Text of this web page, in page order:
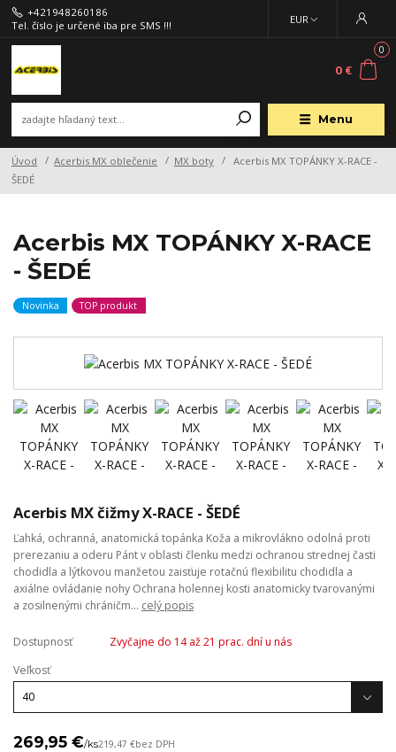
Menu
EUR
+421948260186
Tel. číslo je určené iba pre SMS !!!
0
0 €
Úvod Acerbis MX oblečenie MX boty
Acerbis MX TOPÁNKY X-RACE -
ŠEDÉ
Acerbis MX TOPÁNKY X-RACE
- ŠEDÉ
Novinka TOP produkt
Acerbis MX čižmy X-RACE - ŠEDÉ
Ľahká, ochranná, anatomická topánka Koža a mikrovlákno odolná proti
prerezaniu a oderu Pánt v oblasti členku medzi ochranou strednej časti
chodidla a lýtkovou manžetou zaisťuje rotačnú flexibilitu chodidla a
axiálne ovládanie nohy Ochrana holennej kosti anatomicky tvarovanými
a zosilnenými chráničm... celý popis
Dostupnosť
Zvyčajne do 14 až 21 prac. dní u nás
Veľkosť
269,95 €/ks219,47 €bez DPH